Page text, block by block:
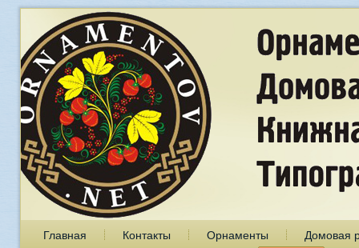
Главная Контакты Орнаменты
Домовая